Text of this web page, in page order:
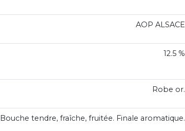
AOP ALSACE
12.5 %
Robe or.
Bouche tendre, fraîche, fruitée. Finale aromatique.